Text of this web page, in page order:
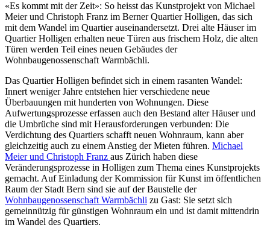
«Es kommt mit der Zeit»: So heisst das Kunstprojekt von Michael
Meier und Christoph Franz im Berner Quartier Holligen, das sich
mit dem Wandel im Quartier auseinandersetzt. Drei alte Häuser im
Quartier Holligen erhalten neue Türen aus frischem Holz, die alten
Türen werden Teil eines neuen Gebäudes der
Wohnbaugenossenschaft Warmbächli.
Das Quartier Holligen befindet sich in einem rasanten Wandel:
Innert weniger Jahre entstehen hier verschiedene neue
Überbauungen mit hunderten von Wohnungen. Diese
Aufwertungsprozesse erfassen auch den Bestand alter Häuser und
die Umbrüche sind mit Herausforderungen verbunden: Die
Verdichtung des Quartiers schafft neuen Wohnraum, kann aber
gleichzeitig auch zu einem Anstieg der Mieten führen. Michael
Meier und Christoph Franz aus Zürich haben diese
Veränderungsprozesse in Holligen zum Thema eines Kunstprojekts
gemacht. Auf Einladung der Kommission für Kunst im öffentlichen
Raum der Stadt Bern sind sie auf der Baustelle der
Wohnbaugenossenschaft Warmbächli zu Gast: Sie setzt sich
gemeinnützig für günstigen Wohnraum ein und ist damit mittendrin
im Wandel des Quartiers.